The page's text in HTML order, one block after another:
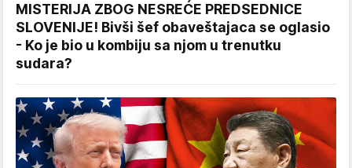
MISTERIJA ZBOG NESREĆE PREDSEDNICE
SLOVENIJE! Bivši šef obaveštajaca se oglasio
- Ko je bio u kombiju sa njom u trenutku
sudara?